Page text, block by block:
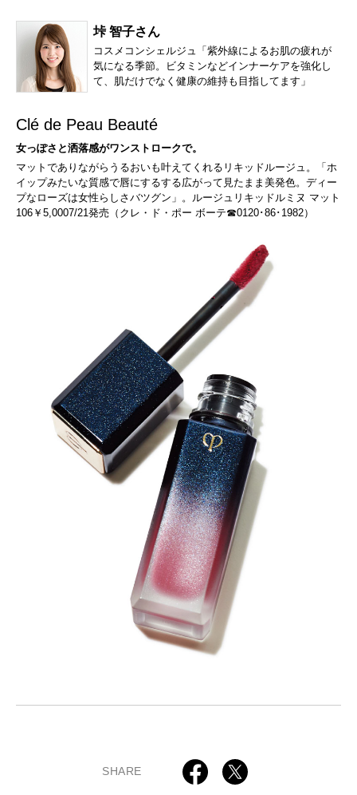
垰 智子さん
コスメコンシェルジュ「紫外線によるお肌の疲れが
気になる季節。ビタミンなどインナーケアを強化し
て、肌だけでなく健康の維持も目指してます」
Clé de Peau Beauté
女っぽさと洒落感がワンストロークで。
マットでありながらうるおいも叶えてくれるリキッドルージュ。「ホ
イップみたいな質感で唇にするする広がって見たまま美発色。ディー
プなローズは女性らしさバツグン」。ルージュリキッドルミヌ マット
106￥5,0007/21発売（クレ・ド・ポー ボーテ☎0120･86･1982）
SHARE